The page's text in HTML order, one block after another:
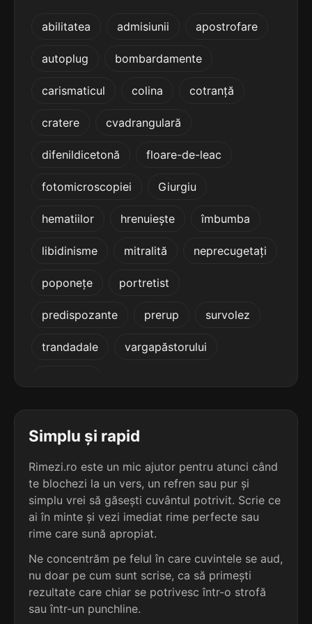
izocromazie
paronomazie
enterectazie
terminație: azie
4
5 sil.
4
12 lit.
amioplazie
4 sil.
terminație: azie
amiostazie
terminație: azie
angofrazie
4
abilitatea admisiunii apostrofare
autoplug bombardamente
carismaticul colina cotranță
cratere cvadrangulară
difenildicetonă floare-de-leac
fotomicroscopiei Giurgiu
hematiilor hrenuiește îmbumba
libidinisme mitralită neprecugetați
poponețe portretist
predispozante prerup survolez
trandadale vargapăstorului
Simplu și rapid
Rimezi.ro este un mic ajutor pentru atunci când
te blochezi la un vers, un refren sau pur și
simplu vrei să găsești cuvântul potrivit. Scrie ce
ai în minte și vezi imediat rime perfecte sau
rime care sună apropiat.
Ne concentrăm pe felul în care cuvintele se aud,
nu doar pe cum sunt scrise, ca să primești
rezultate care chiar se potrivesc într-o strofă
sau într-un punchline.